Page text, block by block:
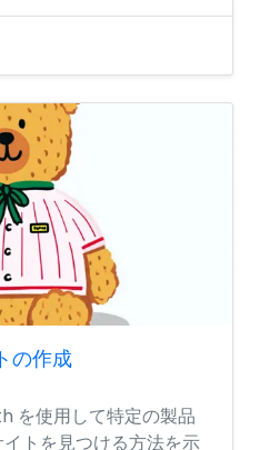
の作成
を使用して特定の製品
トを見つける方法を示